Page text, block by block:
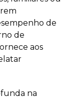
de
de
aos
na